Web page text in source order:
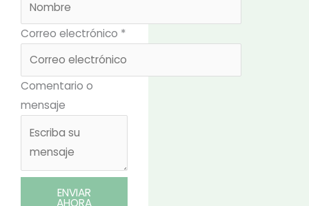
Correo electrónico *
Comentario o
mensaje
ENVIAR
AHORA